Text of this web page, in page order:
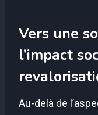
Vers une
l’impact
Au-delà de